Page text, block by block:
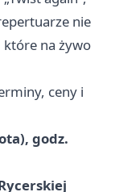
nie
które na żywo
ceny i
godz.